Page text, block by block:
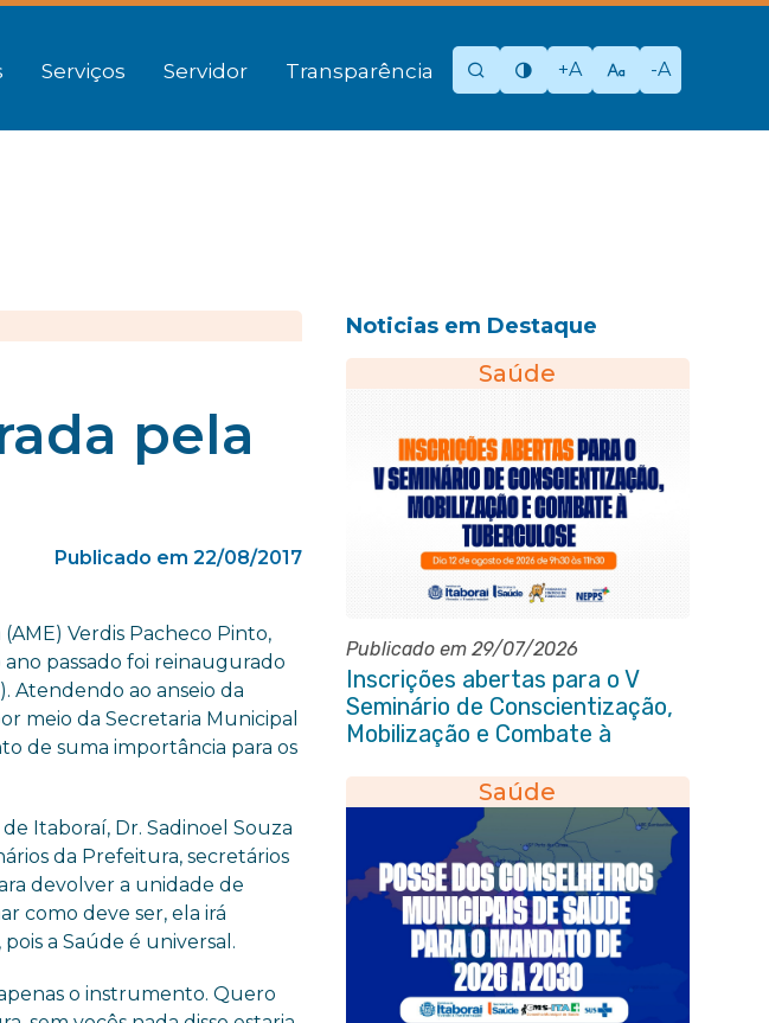
Serviços Servidor Transparência +A -A
pela
Publicado em 22/08/2017
Verdis Pacheco Pinto,
passado foi reinaugurado
Atendendo ao anseio da
meio da Secretaria Municipal
de suma importância para os
Itaboraí, Dr. Sadinoel Souza
da Prefeitura, secretários
devolver a unidade de
como deve ser, ela irá
a Saúde é universal.
o instrumento. Quero
Noticias em Destaque
Saúde
Publicado em 29/07/2026
Inscrições abertas para o V
Seminário de Conscientização,
Mobilização e Combate à
Saúde